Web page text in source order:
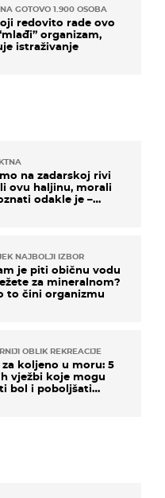
GOTOVO 1.900 OSOBA
redovito rade ovo
organizam,
istraživanje
na zadarskoj rivi
ovu haljinu, morali
odakle je –
NAJBOLJI IZBOR
je piti običnu vodu
za mineralnom?
to čini organizmu
OBLIK REKREACIJE
za koljeno u moru: 5
vježbi koje mogu
bol i poboljšati